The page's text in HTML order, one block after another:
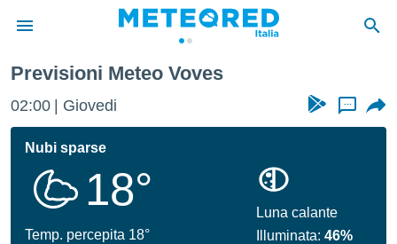
di
per
le
Previsioni Meteo Voves
02:00 Giovedi ...
Nubi sparse
18°
Temp. percepita 18°
Luna calante
Illuminata:46%